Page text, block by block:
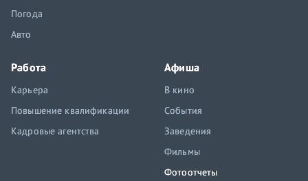
Погода
Авто
Работа
Карьера
Повышение квалификации
Кадровые агентства
Афиша
В кино
События
Заведения
Фильмы
Фотоотчеты